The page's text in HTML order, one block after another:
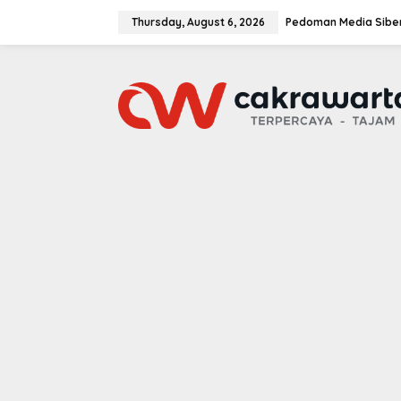
Thursday, August 6, 2026 Pedoman Media